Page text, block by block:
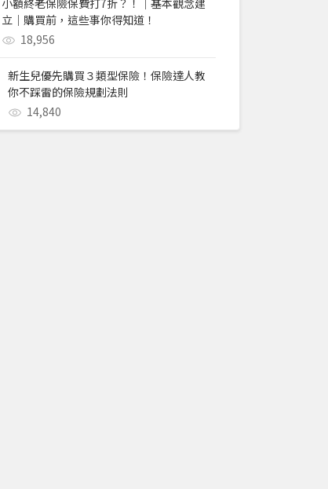
小額終老保險保費打7折？！｜基本觀念建
立｜購買前，這些事你得知道！
18,956
新生兒優先購買３類型保險！保險達人教
你不踩雷的保險規劃法則
14,840